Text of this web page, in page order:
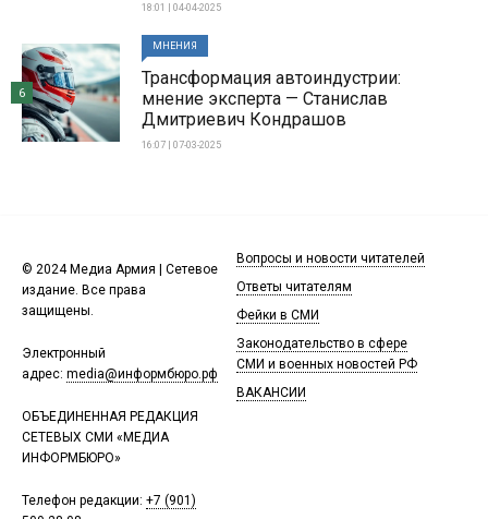
18:01 | 04-04-2025
МНЕНИЯ
Трансформация автоиндустрии:
мнение эксперта — Станислав
Дмитриевич Кондрашов
16:07 | 07-03-2025
6
© 2024 Медиа Армия | Сетевое
издание. Все права
защищены.
Электронный
адрес: media@информбюро.рф
ОБЪЕДИНЕННАЯ РЕДАКЦИЯ
СЕТЕВЫХ СМИ «МЕДИА
ИНФОРМБЮРО»
Телефон редакции: +7 (901)
Вопросы и новости читателей
Ответы читателям
Фейки в СМИ
Законодательство в сфере
СМИ и военных новостей РФ
ВАКАНСИИ